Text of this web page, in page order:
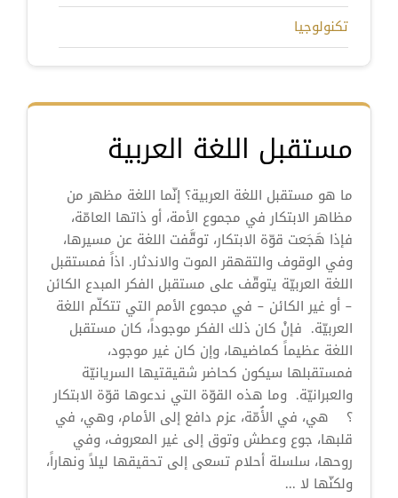
تكنولوجيا
مستقبل اللغة العربية
ما هو مستقبل اللغة العربية؟ إنّما اللغة مظهر من
مظاهر الابتكار في مجموع الأمة، أو ذاتها العامّة،
فإذا هَجَعت قوّة الابتكار، توقَّفت اللغة عن مسيرها،
وفي الوقوف والتقهقر الموت والاندثار. اذاً فمستقبل
اللغة العربيّة يتوقّف على مستقبل الفكر المبدع الكائن
– أو غير الكائن – في مجموع الأمم التي تتكلّم اللغة
العربيّة. فإنْ كان ذلك الفكر موجوداً، كان مستقبل
اللغة عظيماً كماضيها، وإن كان غير موجود،
فمستقبلها سيكون كحاضر شقيقتيها السريانيّة
والعبرانيّة. وما هذه القوّة التي ندعوها قوّة الابتكار
؟ هي، في الأُمّة، عزم دافع إلى الأمام، وهي، في
قلبها، جوع وعطش وتوق إلى غير المعروف، وفي
روحها، سلسلة أحلام تسعى إلى تحقيقها ليلاً ونهاراً،
ولكنّها لا ...